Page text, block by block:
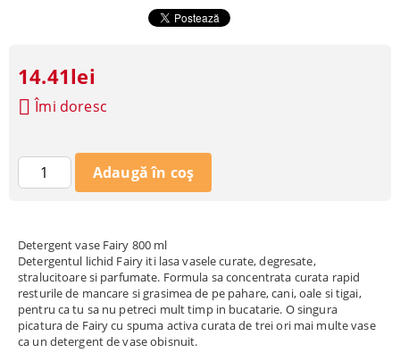
Detergent vase Fairy 800 ml
Detergentul lichid Fairy iti lasa vasele curate, degresate,
stralucitoare si parfumate. Formula sa concentrata curata rapid
resturile de mancare si grasimea de pe pahare, cani, oale si tigai,
pentru ca tu sa nu petreci mult timp in bucatarie. O singura
picatura de Fairy cu spuma activa curata de trei ori mai multe vase
ca un detergent de vase obisnuit.
14.41lei
Îmi doresc